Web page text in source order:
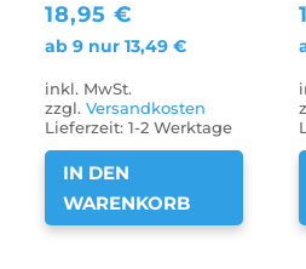
18,95€
ab 9 nur13,49€
inkl. MwSt.
zzgl.Versandkosten
Lieferzeit:1-2 Werktage
IN DEN
WARENKORB